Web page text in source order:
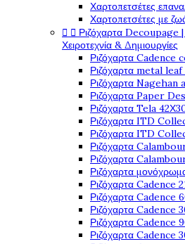
Χαρτοπετσέτες
Χαρτοπετσέτες με
  Ριζόχαρτα Decoupage
Χειροτεχνία & Δημιουργίες
Ριζόχαρτα Cadence
Ριζόχαρτα metal
Ριζόχαρτα Nagehan
Ριζόχαρτα Paper
Ριζόχαρτα Tela
Ριζόχαρτα ITD
Ριζόχαρτα ITD
Ριζόχαρτα
Ριζόχαρτα
Ριζόχαρτα
Ριζόχαρτα Cadence
Ριζόχαρτα Cadence
Ριζόχαρτα Cadence
Ριζόχαρτα Cadence
Ριζόχαρτα Cadence